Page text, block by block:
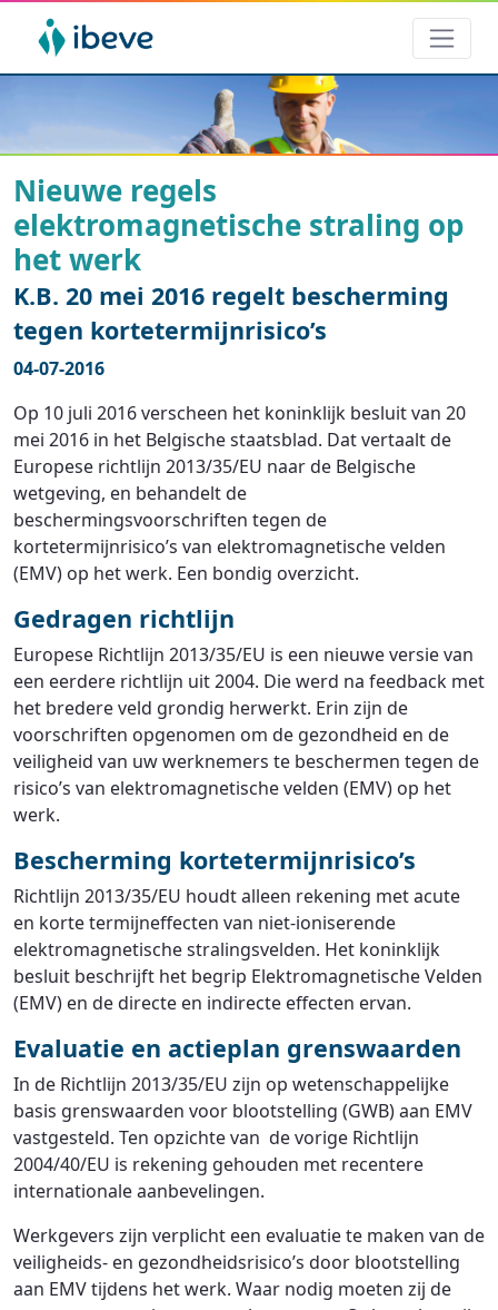
Nieuwe regels
elektromagnetische straling op
het werk
K.B. 20 mei 2016 regelt bescherming
tegen kortetermijnrisico’s
04-07-2016
Op 10 juli 2016 verscheen het koninklijk besluit van 20
mei 2016 in het Belgische staatsblad. Dat vertaalt de
Europese richtlijn 2013/35/EU naar de Belgische
wetgeving, en behandelt de
beschermingsvoorschriften tegen de
kortetermijnrisico’s van elektromagnetische velden
(EMV) op het werk. Een bondig overzicht.
Gedragen richtlijn
Europese Richtlijn 2013/35/EU is een nieuwe versie van
een eerdere richtlijn uit 2004. Die werd na feedback met
het bredere veld grondig herwerkt. Erin zijn de
voorschriften opgenomen om de gezondheid en de
veiligheid van uw werknemers te beschermen tegen de
risico’s van elektromagnetische velden (EMV) op het
werk.
Bescherming kortetermijnrisico’s
Richtlijn 2013/35/EU houdt alleen rekening met acute
en korte termijneffecten van niet-ioniserende
elektromagnetische stralingsvelden. Het koninklijk
besluit beschrijft het begrip Elektromagnetische Velden
(EMV) en de directe en indirecte effecten ervan.
Evaluatie en actieplan grenswaarden
In de Richtlijn 2013/35/EU zijn op wetenschappelijke
basis grenswaarden voor blootstelling (GWB) aan EMV
vastgesteld. Ten opzichte van de vorige Richtlijn
2004/40/EU is rekening gehouden met recentere
internationale aanbevelingen.
Werkgevers zijn verplicht een evaluatie te maken van de
veiligheids- en gezondheidsrisico’s door blootstelling
aan EMV tijdens het werk. Waar nodig moeten zij de